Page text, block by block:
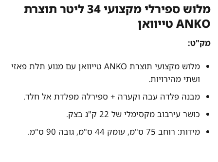
מלוש ספירלי מקצועי 34 ליטר תוצרת
ANKO טייוואן
מק"ט:
מלוש מקצועי תוצרת ANKO טייוואן עם מנוע תלת פאזי
ושתי מהירויות.
מבנה פלדה עבה וקערה + ספירלה מפלדת אל חלד.
כושר עירבוב מקסימלי של 22 ק"ג בצק.
מידות: רוחב 75 ס"מ, עומק 44 ס"מ, גובה 90 ס"מ.